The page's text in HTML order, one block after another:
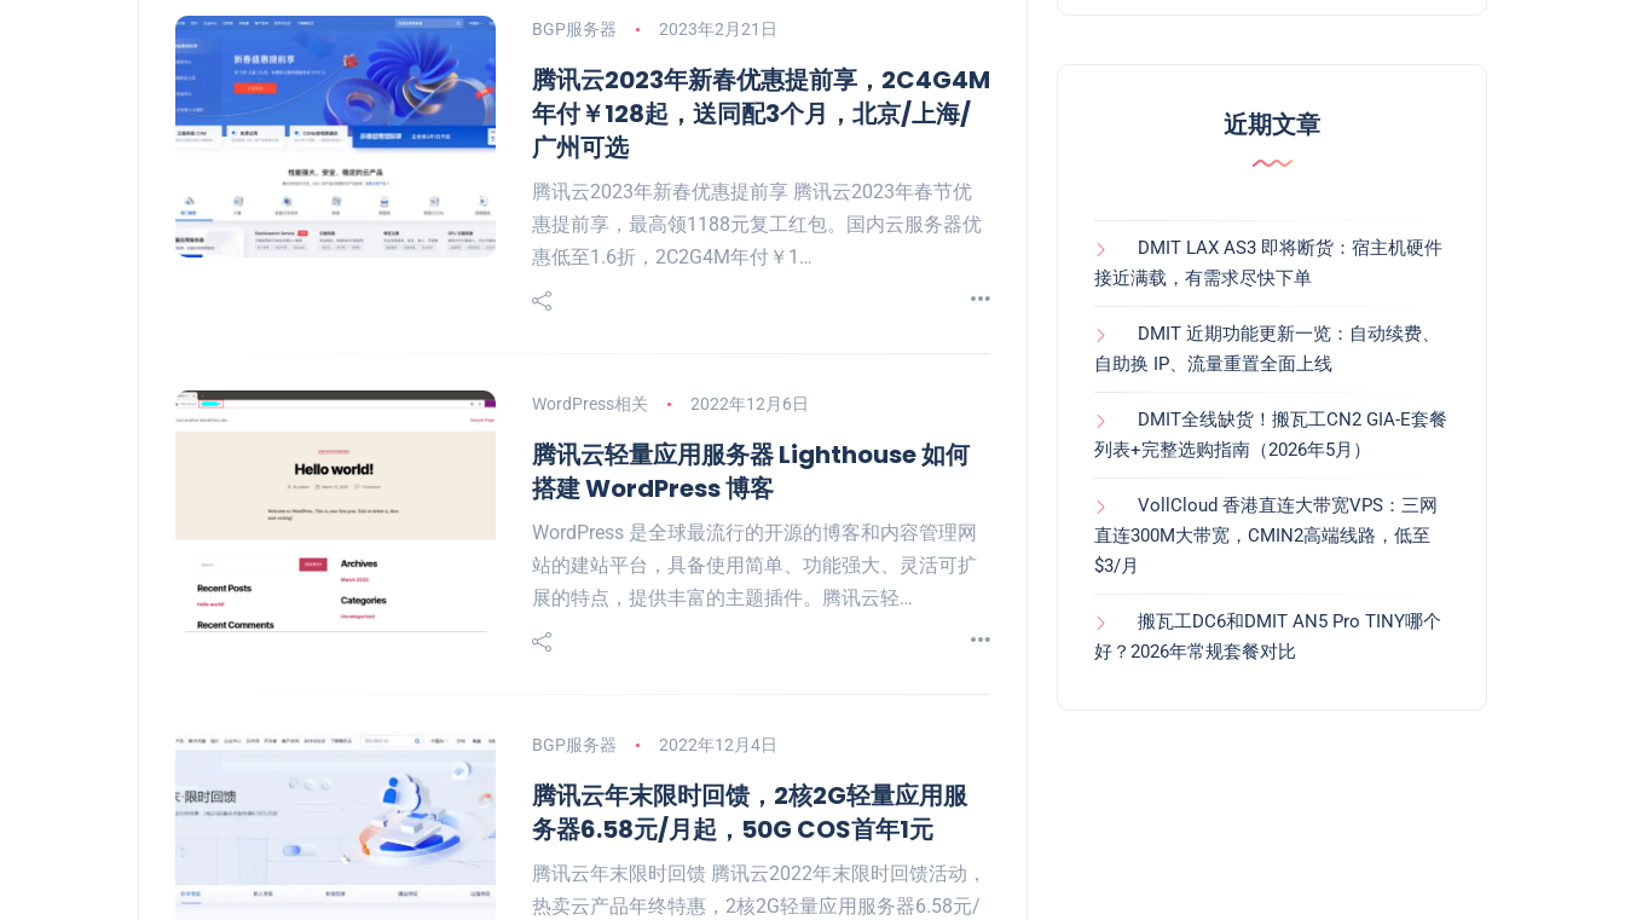
BGP服务器 2023年2月21日
腾讯云2023年新春优惠提前享，2C4G4M
年付￥128起，送同配3个月，北京/上海/
广州可选
腾讯云2023年新春优惠提前享 腾讯云2023年春节优
惠提前享，最高领1188元复工红包。国内云服务器优
惠低至1.6折，2C2G4M年付￥1…
WordPress相关 2022年12月6日
腾讯云轻量应用服务器 Lighthouse 如何
搭建 WordPress 博客
WordPress 是全球最流行的开源的博客和内容管理网
站的建站平台，具备使用简单、功能强大、灵活可扩
展的特点，提供丰富的主题插件。腾讯云轻…
BGP服务器 2022年12月4日
腾讯云年末限时回馈，2核2G轻量应用服
务器6.58元/月起，50G COS首年1元
腾讯云年末限时回馈 腾讯云2022年末限时回馈活动，
热卖云产品年终特惠，2核2G轻量应用服务器6.58元/
近期文章
DMIT LAX AS3 即将断货：宿主机硬件
接近满载，有需求尽快下单
DMIT 近期功能更新一览：自动续费、
自助换 IP、流量重置全面上线
DMIT全线缺货！搬瓦工CN2 GIA-E套餐
列表+完整选购指南（2026年5月）
VollCloud 香港直连大带宽VPS：三网
直连300M大带宽，CMIN2高端线路，低至
$3/月
搬瓦工DC6和DMIT AN5 Pro TINY哪个
好？2026年常规套餐对比